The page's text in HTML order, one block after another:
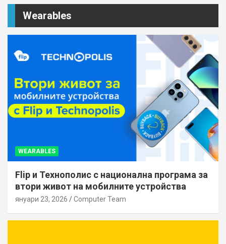
Wearables
WEARABLES
Flip и Технополис с национална програма за
втори живот на мобилните устройства
януари 23, 2026 Computer Team